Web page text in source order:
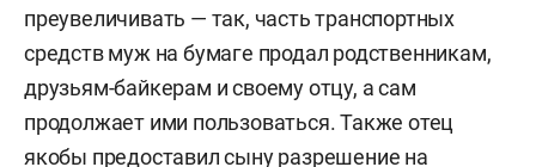
преувеличивать — так, часть транспортных
средств муж на бумаге продал родственникам,
друзьям-байкерам и своему отцу, а сам
продолжает ими пользоваться. Также отец
якобы предоставил сыну разрешение на